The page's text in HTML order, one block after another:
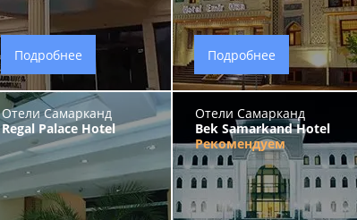
Подробнее Подробнее
Отели Самарканд
Regal Palace Hotel
Отели Самарканд
Bek Samarkand Hotel
Рекомендуем